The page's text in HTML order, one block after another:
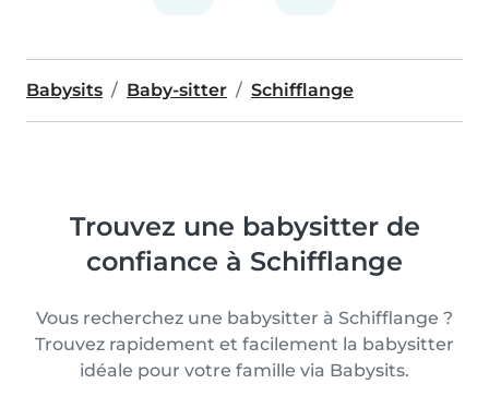
Babysits Baby-sitter Schifflange
Trouvez une babysitter de
confiance à Schifflange
Vous recherchez une babysitter à Schifflange ?
Trouvez rapidement et facilement la babysitter
idéale pour votre famille via Babysits.